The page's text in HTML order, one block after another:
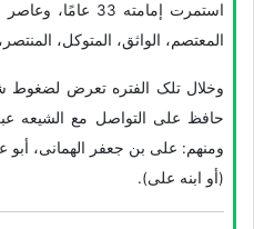
استمرت إمامته 33
المعتصم، الواثق، المتوکل،
وخلال تلک الفتره تعرض لضغوط
حافظ على التواصل مع الشیعه
ومنهم: علی بن جعفر الهمانی،
(أو ابنه علی).